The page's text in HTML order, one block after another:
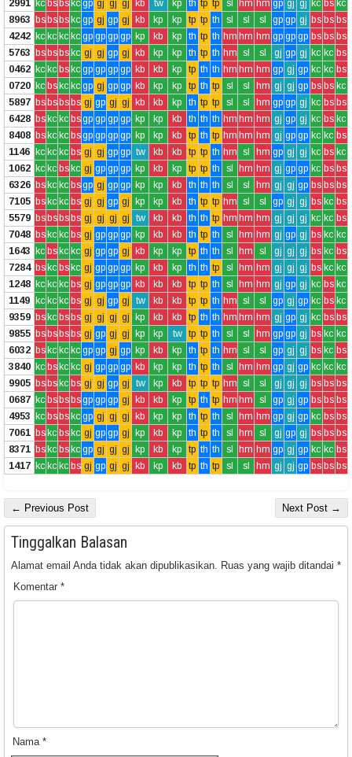
2991 kc bs bs kc gp gj gj gj kb tw kp th tp tp sl hm hm gp gj gj kc bs kc
8963 bsbsbskc gp gj gp gj kb kp kp tp tp th sl sl sl gp gp gj bs bs bs
4242 kc kc kc kc gp gp gp gp kp kb kp th tp th hm hm hm gp gp gp bs bs bs
5763 bsbsbskc gj gj gp gj kb kp kp th tp th hm sl sl gj gp gj kc kc bs
0462 kc kc bskc gp gp gp gp kb kb kp tp th th hm hm hm gp gj gp kc kc bs
0720 kc bskc kc gp gj gp gp kb kp kp tp th tp sl sl hm gj gj gp bs bs kc
5897 bsbsbsbs gj gp gj gj kb kb kp th tp tp sl sl hm gp gp gj kc bs bs
6428 bskc kc bsgp gp gp gp kp kp kb th th th hm hm hm gj gp gj kc bs kc
8408 bskc kc bsgp gp gp gp kp kp kb tp th tp hm hm hm gj gp gp kc kc bs
1146 kc kc kc bs gj gj gp gp tw kb kb tp tp th hm sl hm gp gj gj kc bs kc
1062 kc kc bskc gj gp gp gp kp kb kp tp tp th sl hm hm gj gp gp kc bs bs
6326 bskc kc bsgp gj gp gp kp kp kb th th th sl sl hm gj gj gp bs bs bs
7105 bskc kc bs gj gj gp gj kp kp kb th tp tp hm sl sl gp gj gj bs kc bs
5579 bsbsbsbs gj gj gj gj tw kb kb th th tp hm hm hm gj gj gj kc kc bs
7048 bskc kc bs gj gp gp gp kp kb kb th tp th sl hm hm gj gp gj bs kc kc
1643 kc bskc kc gj gp gp gj kb kp kp tp th th sl hm sl gj gj gj bs kc bs
7284 bskc bskc gj gp gp gp kp kb kp th th tp sl hm hm gj gj gj bs kc kc
1248 kc kc kc bs gj gp gp gp kb kb kb tp tp th sl hm hm gj gp gj kc bs kc
1149 kc kc kc bs gj gj gp gj tw kb kb tp tp th hm sl sl gp gj gp kc bs kc
9359 bskc bsbs gj gj gj gj kp kb kb tp th th hm hm hm gj gp gj kc bs bs
9855 bsbsbsbs gj gp gj gj kp kp tw tp tp th sl sl hm gp gp gj bs kc kc
6032 bskc kc kc gp gp gj gp kp kb kp th tp th hm sl sl gp gj gj bs kc bs
3840 kc bskc kc gj gp gp gp kb kp kp th tp th sl hm hm gp gj gp kc kc kc
9905 bsbskc bs gj gj gp gj tw kp kb tp tp tp hm sl sl gj gj gj bs bs bs
0687 kc bsbsbsgp gp gp gj kb kb kp tp th tp hm hm sl gp gj gp bs bs bs
4953 kc bsbskc gp gj gj gj kb kp kp th tp th sl hm hm gp gj gp kc bs bs
7061 bskc bskc gj gp gp gj kp kb kp th tp th sl hm sl gj gp gj bs bs bs
8371 bskc bskc gp gj gj gj kp kb kp tp th th sl hm hm gp gj gp kc kc bs
1417 kc kc kc bs gj gp gj gj kb kp kb tp th tp sl sl hm gj gj gp bs bs bs
← Previous Post Next Post →
Tinggalkan Balasan
Alamat email Anda tidak akan dipublikasikan. Ruas yang wajib ditandai *
Komentar *
Nama *